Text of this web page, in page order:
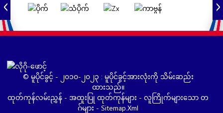
© မူပိုင်ခွင့် - ၂၀၁၀-၂၀၂၃ : မူပိုင်ခွင့်အားလုံးကို သိမ်းဆည်း
ထားသည်။
ထုတ်ကုန်လမ်းညွှန် - အထူးပြု ထုတ်ကုန်များ -လူကြိုက်များသော တ
ဂ်များ -Sitemap.xml